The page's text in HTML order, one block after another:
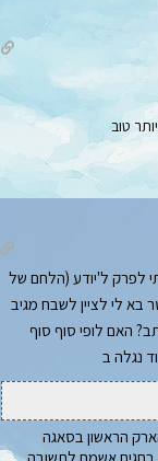
לפרק ל'יודע (הלחם של
בא לי לציין לשבח מגיב
האם לופי סוף סוף
נגלה ב
הארק הראשון בסאגה
בחגים אשמח לתשובה